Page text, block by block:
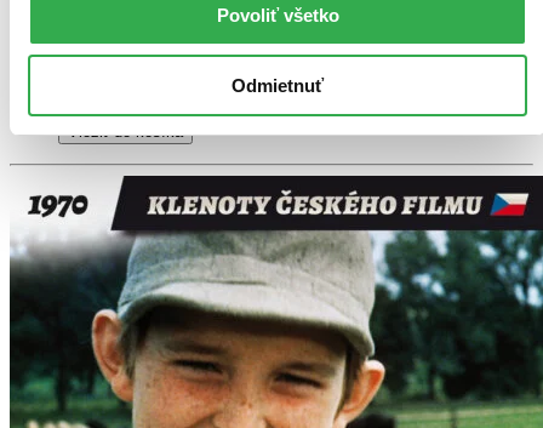
Povoliť všetko
Odmietnuť
Tento produkt momentálne nemáme na sklade, ale zvyčajne
vám ho vieme zabezpečiť a odoslať do 4 – 6 dní. A
posnažíme sa aj trochu rýchlejšie!
Vložiť do košíka